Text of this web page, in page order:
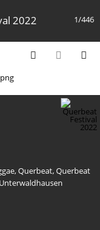
1/446
2022
,Querbeat,Querbeat
Unterwaldhausen